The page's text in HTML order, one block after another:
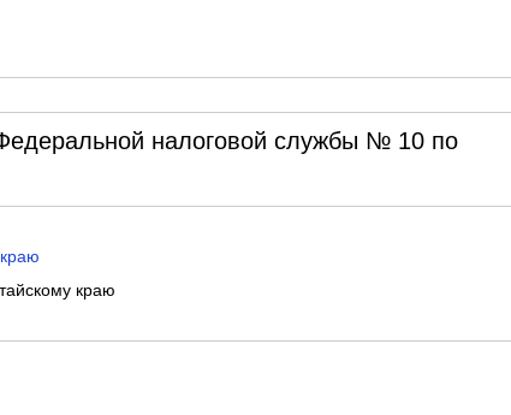
налоговой службы № 10 по
краю